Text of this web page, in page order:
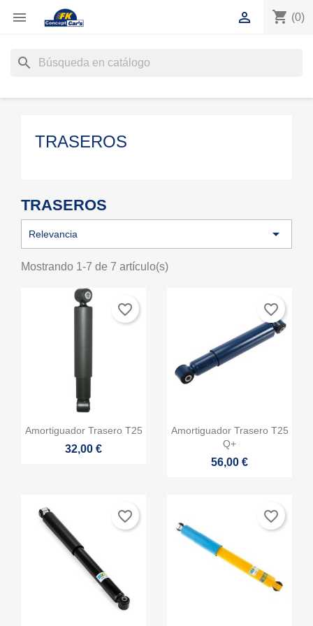
 shopping_cart (0)

search
TRASEROS
TRASEROS
Relevancia 
Mostrando 1-7 de 7 artículo(s)
Vista rápida
Amortiguador Trasero T25
32,00 €
favorite_border
Vista rápida
Amortiguador Trasero T25
Q+
56,00 €
favorite_border
favorite_border favorite_border